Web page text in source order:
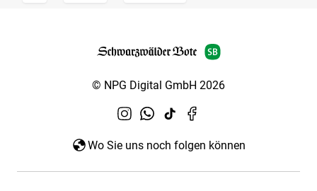
© NPG Digital GmbH 2026
Wo Sie uns noch folgen können